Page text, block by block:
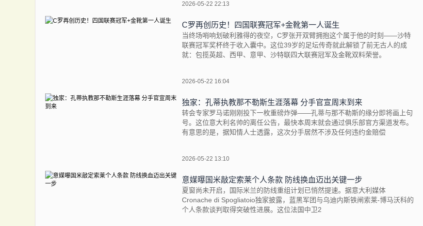
2026-05-22 22:13
C罗再创历史！四国联赛冠军+金靴第一人诞生
当终场哨响划破利雅得的夜空，C罗张开双臂拥抱这个属于他的时刻——沙特
联赛冠军奖杯终于收入囊中。这位39岁的足坛传奇就此解锁了前无古人的成
就：包揽英超、西甲、意甲、沙特联四大联赛冠军及金靴双料荣誉。
2026-05-22 16:04
独家：孔蒂执教那不勒斯生涯落幕 分手官宣周末到来
转会专家罗马诺刚刚投下一枚重磅炸弹——孔蒂与那不勒斯的缘分即将画上句
号。这位意大利名帅的离任公告，最快本周末就会通过俱乐部官方渠道发布。
有意思的是，据知情人士透露，这次分手居然不涉及任何违约金赔偿
2026-05-22 13:10
意媒曝国米敲定索莱个人条款 防线换血迈出关键一步
夏窗尚未开启，国际米兰的防线重组计划已悄然提速。据意大利媒体
Cronache di Spogliatoio独家披露，蓝黑军团与乌迪内斯铁闸索莱-博马沃科的
个人条款谈判取得突破性进展。这位法国中卫2